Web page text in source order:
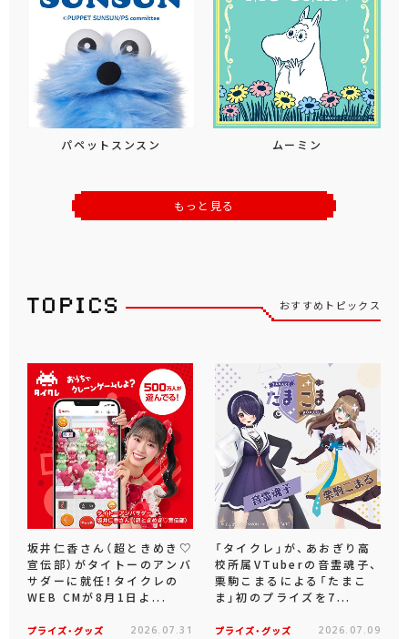
パペットスンスン ムーミン
もっと見る
おすすめトピックス
坂井仁香さん（超ときめき♡
宣伝部）がタイトーのアンバ
サダーに就任！タイクレの
WEB CMが8月1日よ...
プライズ・グッズ 2026.07.31
「タイクレ」が、あおぎり高
校所属VTuberの音霊魂子、
栗駒こまるによる「たまこ
ま」初のプライズを7...
プライズ・グッズ 2026.07.09